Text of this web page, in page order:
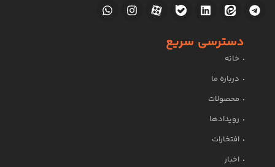
دسترسی سریع
خانه
درباره ما
محصولات
رویدادها
افتخارات
اخبار